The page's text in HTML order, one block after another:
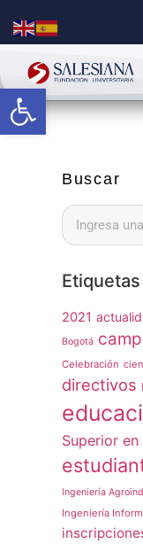
Abrir
Buscar
Etiquetas
2021
Bogotá
Celebración
directivos
Superior
Ingeniería
Ingeniería